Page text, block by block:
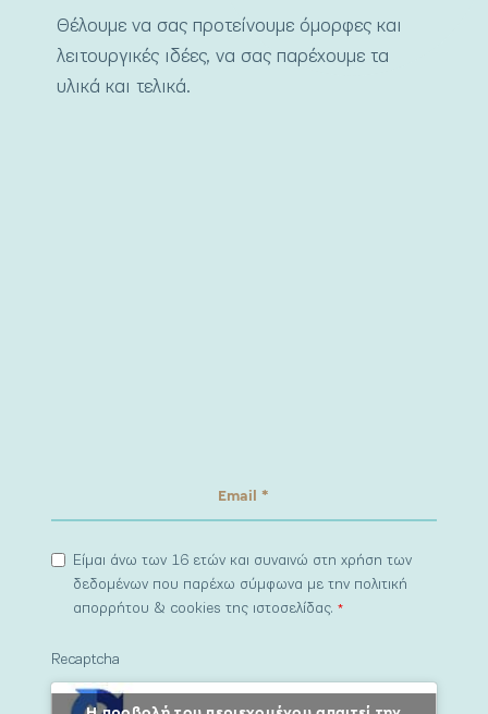
Θέλουμε να σας προτείνουμε όμορφες και
λειτουργικές ιδέες, να σας παρέχουμε τα
υλικά και τελικά.
Είμαι άνω των 16 ετών και συναινώ στη χρήση των
δεδομένων που παρέχω σύμφωνα με την πολιτική
απορρήτου & cookies της ιστοσελίδας.*
Recaptcha